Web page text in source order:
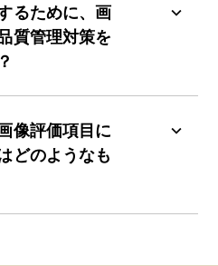
サイトのスタッフに
り取りを行うための
供されます。当社の
フォーム上に保存さ
す。
が含まれます。クエ
用することで、あら
答し、追跡すること
ムには、緊急時やリ
必要な場合に、研究専
ル、ビデオ通話、電
とができます。
るために、画
質管理対策を
ヘッダー、画像アーテ
に基づく研究固有の
動の品質管理（QC）
ます。
像評価項目に
どのようなも